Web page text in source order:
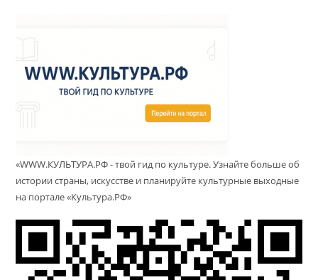
«WWW.КУЛЬТУРА.РФ - твой гид по культуре. Узнайте больше об
истории страны, искусстве и планируйте культурные выходные
на портале «Культура.РФ»